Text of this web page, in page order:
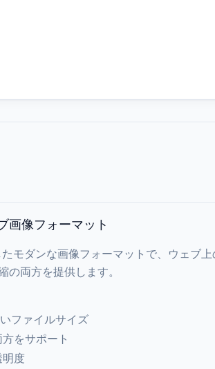
画像フォーマット
モダンな画像フォーマットで、ウェブ上
の両方を提供します。
ファイルサイズ
をサポート
明度